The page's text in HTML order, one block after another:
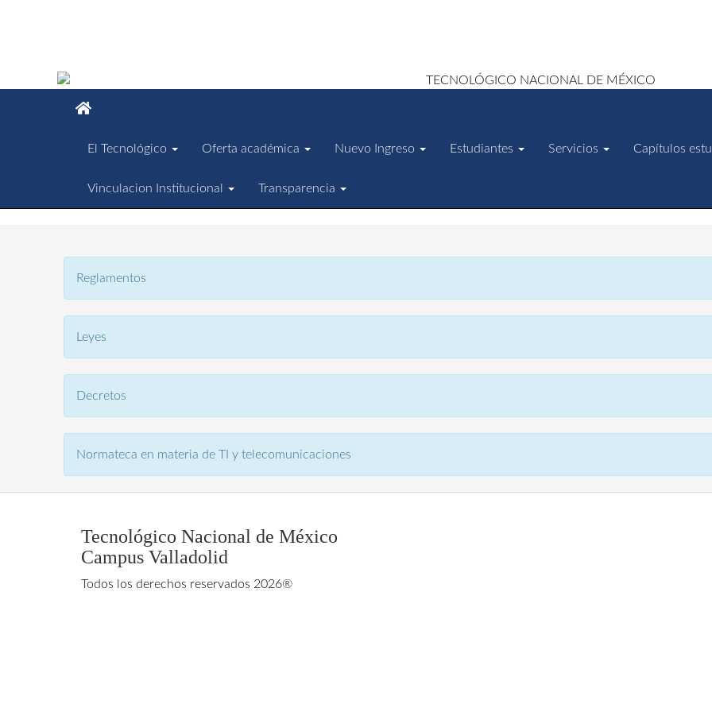
El Tecnológico Oferta académica Nuevo Ingreso Estudiantes Servicios Capítulos
Vinculacion Institucional Transparencia
Reglamentos
Leyes
Decretos
Normateca en materia de TI y telecomunicaciones
Tecnológico Nacional de México
Campus Valladolid
Todos los derechos reservados 2026®